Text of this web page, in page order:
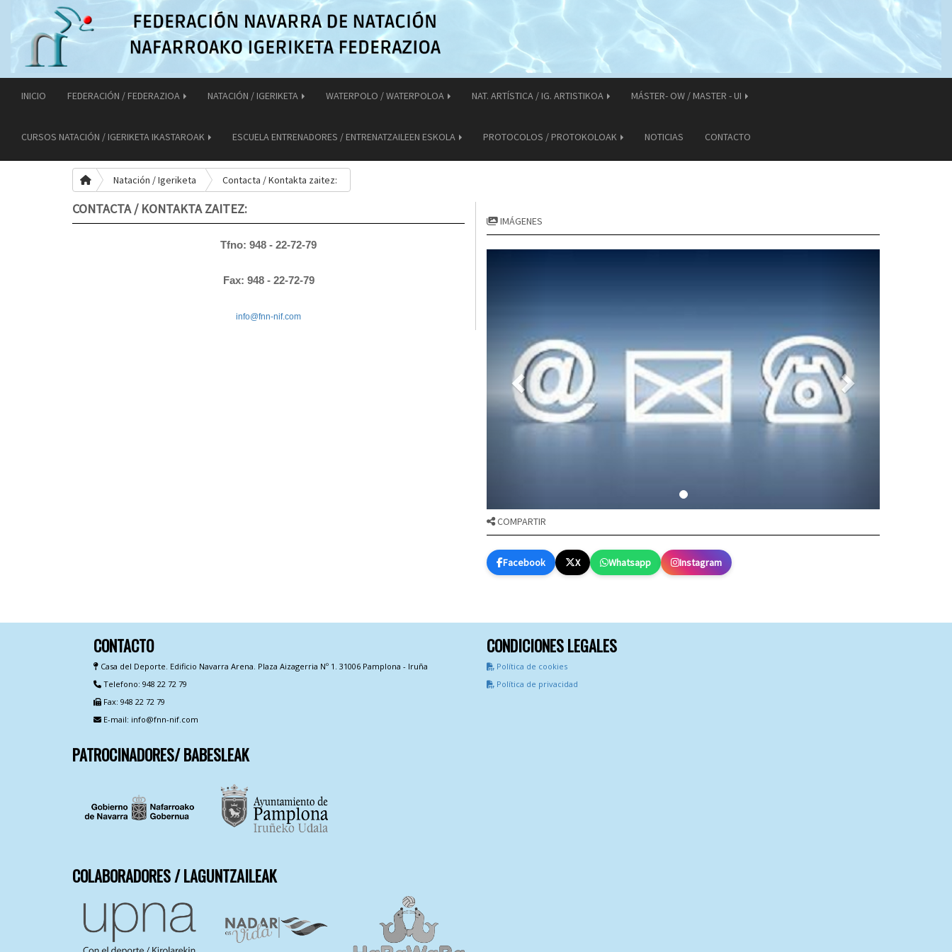
INICIO FEDERACIÓN / FEDERAZIOA NATACIÓN / IGERIKETA WATERPOLO / WATERPOLOA NAT. ARTÍSTICA / IG. ARTISTIKOA MÁSTER- OW / MASTER - UI
CURSOS NATACIÓN / IGERIKETA IKASTAROAK ESCUELA ENTRENADORES / ENTRENATZAILEEN ESKOLA PROTOCOLOS / PROTOKOLOAK NOTICIAS CONTACTO
Natación / Igeriketa Contacta / Kontakta zaitez:
CONTACTA / KONTAKTA ZAITEZ:
Tfno: 948 - 22-72-79
Fax: 948 - 22-72-79
info@fnn-nif.com
IMÁGENES
COMPARTIR
Facebook X Whatsapp Instagram
CONTACTO
Casa del Deporte. Edificio Navarra Arena. Plaza Aizagerria Nº 1. 31006 Pamplona - Iruña
Telefono: 948 22 72 79
Fax: 948 22 72 79
E-mail: info@fnn-nif.com
CONDICIONES LEGALES
Política de cookies
Política de privacidad
PATROCINADORES/ BABESLEAK
COLABORADORES / LAGUNTZAILEAK